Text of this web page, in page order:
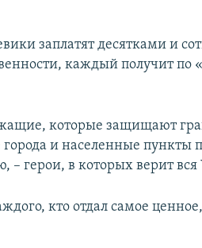
заплатят десятками и
каждый получит по
которые защищают
и населенные пункты
герои, в которых верит
кто отдал самое